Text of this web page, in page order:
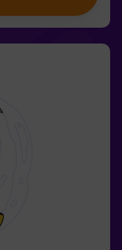
superagents.
a les fosques
de jocs